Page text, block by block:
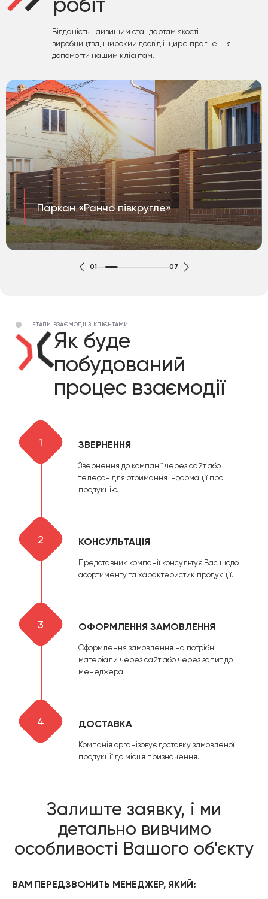
Відданість найвищим стандартам якості
виробництва, широкий досвід і щире прагнення
допомогти нашим клієнтам.
Паркан «Ранчо півкругле»
01 07
ЕТАПИ ВЗАЄМОДІЇ З КЛІЄНТАМИ
Як буде
побудований
процес взаємодії
1 ЗВЕРНЕННЯ
Звернення до компанії через сайт або
телефон для отримання інформації про
продукцію.
2 КОНСУЛЬТАЦІЯ
Представник компанії консультує Вас щодо
асортименту та характеристик продукції.
3 ОФОРМЛЕННЯ ЗАМОВЛЕННЯ
Оформлення замовлення на потрібні
матеріали через сайт або через запит до
менеджера.
4 ДОСТАВКА
Компанія організовує доставку замовленої
продукції до місця призначення.
Залиште заявку, і ми
детально вивчимо
особливості Вашого об'єкту
ВАМ ПЕРЕДЗВОНИТЬ МЕНЕДЖЕР, ЯКИЙ: